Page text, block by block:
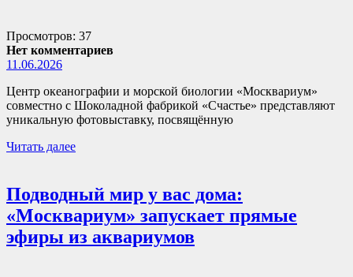
Просмотров: 37
Нет комментариев
11.06.2026
Центр океанографии и морской биологии «Москвариум»
совместно с Шоколадной фабрикой «Счастье» представляют
уникальную фотовыставку, посвящённую
Читать далее
Подводный мир у вас дома:
«Москвариум» запускает прямые
эфиры из аквариумов